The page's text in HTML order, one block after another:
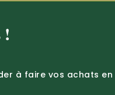
pour
!
à faire vos achats en